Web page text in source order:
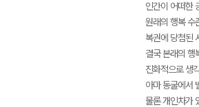
인간이 어떠한
원래의 행복 수
복권에 당첨된
결국 본래의 행
진화적으로 생
아마 동굴에서
물론 개인차가